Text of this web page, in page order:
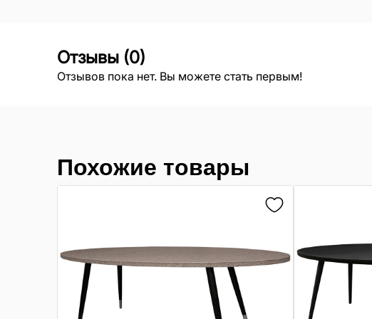
Отзывы (0)
Отзывов пока нет. Вы можете стать первым!
Похожие товары